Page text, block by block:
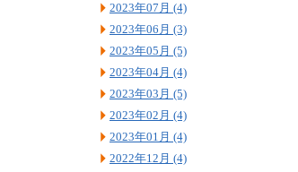
2023年07月 (4)
2023年06月 (3)
2023年05月 (5)
2023年04月 (4)
2023年03月 (5)
2023年02月 (4)
2023年01月 (4)
2022年12月 (4)